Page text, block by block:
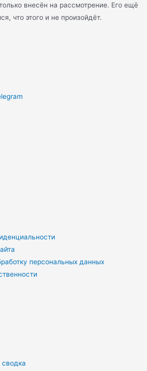
внесён на рассмотрение. Его ещё
что этого и не произойдёт.
персональных данных
сводка